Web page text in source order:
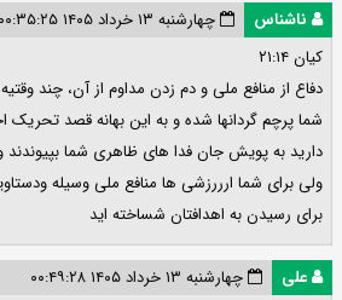
ناشناس
چهارشنبه ۱۳ خرداد ۱۴۰۵ ۰۰:۳۵:۲۵
کیان ٢١:١۴
دفاع از منافع ملی و دم زدن مداوم از آن، چند
شما پرچم گردانها شده و به این بهانه قصد تحریک
دارید به پویش جان فدا های ظاهری شما بپیوندند و
ولی برای شما ارررزشی ها منافع ملی وسیله
برای رسیدن به اهدافتان شساخته اید
علی چهارشنبه ۱۳ خرداد ۱۴۰۵ ۰۰:۴۹:۲۸